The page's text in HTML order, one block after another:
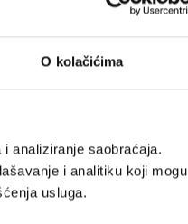
O kolačićima
analiziranje saobraćaja.
i analitiku koji mogu
usluga.